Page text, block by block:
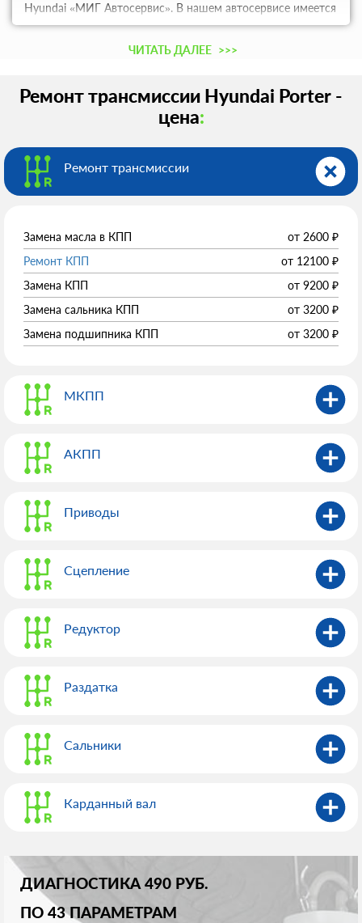
Hyundai «МИГ Автосервис». В нашем автосервисе имеется
специализированное оборудование и необходимые
запчасти для выполнения всего комплекса работ и
ЧИТАТЬ ДАЛЕЕ >>>
Ремонт трансмиссии Hyundai Porter -
цена:
Ремонт трансмиссии
Замена масла в КПП от 2600 ₽
Ремонт КПП
от 12100 ₽
Замена КПП
от 9200 ₽
Замена сальника КПП
от 3200 ₽
Замена подшипника КПП
от 3200 ₽
МКПП
АКПП
Приводы
Сцепление
Редуктор
Раздатка
Сальники
Карданный вал
ДИАГНОСТИКА 490 РУБ.
ПО 43 ПАРАМЕТРАМ